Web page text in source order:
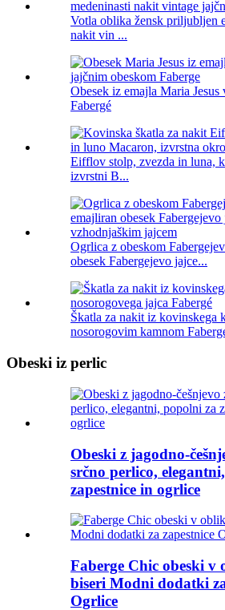
Votla oblika žensk priljubljen
nakit vin ...
Obesek iz emajla Maria
Fabergé
Eifflov stolp, zvezda in luna,
izvrstni B...
Ogrlica z obeskom
obesek Fabergejevo jajce...
Škatla za nakit iz kovinskega
nosorogovim kamnom
Obeski iz perlic
Obeski z jagodno-
srčno perlico,
zapestnice in ogrlice
Faberge Chic obeski v
biseri Modni dodatki
Ogrlice